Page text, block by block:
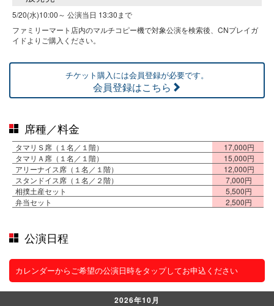
5/20(水)10:00～ 公演当日 13:30まで
ファミリーマート店内のマルチコピー機で対象公演を検索後、CNプレイガ
イドよりご購入ください。
チケット購入には会員登録が必要です。
会員登録はこちら
席種／料金
タマリＳ席（１名／１階）
17,000円
タマリＡ席（１名／１階）
15,000円
アリーナイス席（１名／１階）
12,000円
スタンドイス席（１名／２階）
7,000円
相撲土産セット
5,500円
弁当セット
2,500円
公演日程
カレンダーからご希望の公演日時をタップしてお申込ください
2026年10月